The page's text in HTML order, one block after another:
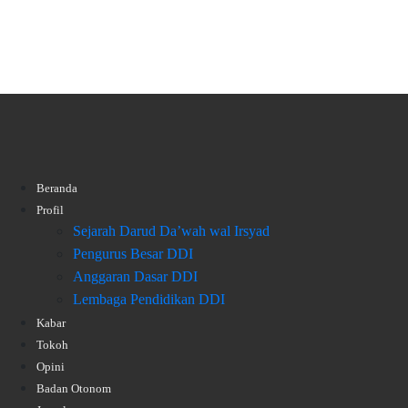
Beranda
Profil
Sejarah Darud Da’wah wal Irsyad
Pengurus Besar DDI
Anggaran Dasar DDI
Lembaga Pendidikan DDI
Kabar
Tokoh
Opini
Badan Otonom